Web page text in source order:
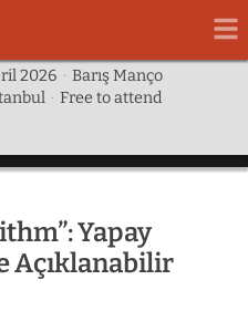
2026 · Barış Manço
· Free to attend
Yapay
Açıklanabilir